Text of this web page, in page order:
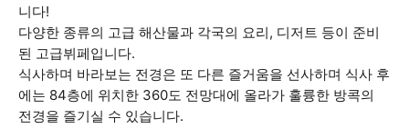
니다!
다양한 종류의 고급 해산물과 각국의 요리, 디저트 등이 준비
된 고급뷔페입니다.
식사하며 바라보는 전경은 또 다른 즐거움을 선사하며 식사 후
에는 84층에 위치한 360도 전망대에 올라가 훌륭한 방콕의
전경을 즐기실 수 있습니다.